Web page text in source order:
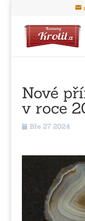
Nové
v roce
Bře 27 2024